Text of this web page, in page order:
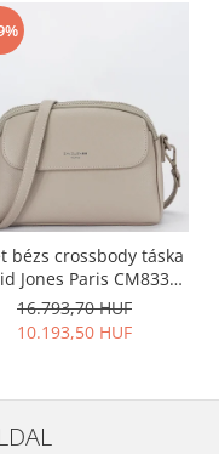
bézs crossbody táska
Jones Paris CM8330
15
16.793,70 HUF
10.193,50 HUF